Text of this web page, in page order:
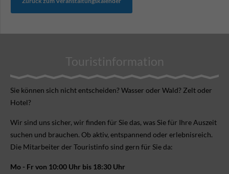
Touristinformation
Sie können sich nicht ent­scheiden? Wasser oder Wald? Zelt oder
Hotel?
Wir sind uns sicher, wir finden für Sie das, was Sie für Ihre Aus­zeit
suchen und brauchen. Ob aktiv, ent­spannend oder erlebnis­reich.
Die Mitarbeiter der Touristinfo sind gern für Sie da:
Mo - Fr von 10:00 Uhr bis 18:30 Uhr